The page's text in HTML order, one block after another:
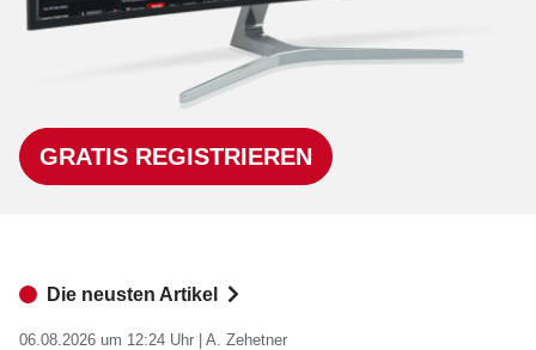
GRATIS REGISTRIEREN
Die neusten Artikel
06.08.2026 um 12:24 Uhr | A. Zehetner